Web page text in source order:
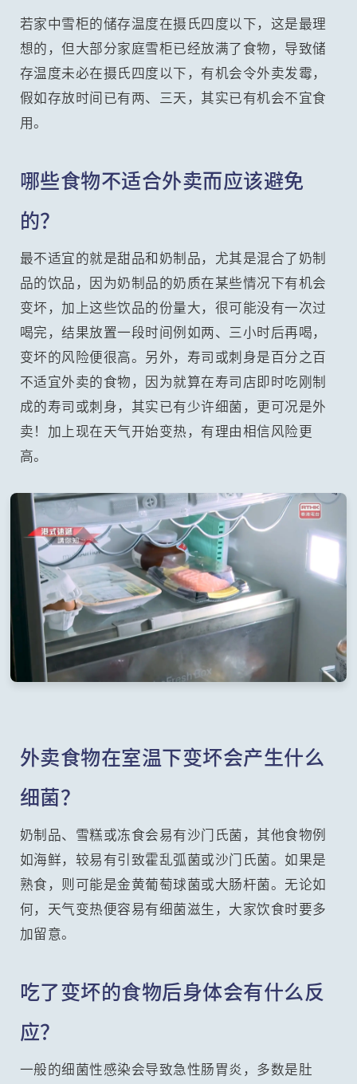
若家中雪柜的储存温度在摄氏四度以下，这是最理
想的，但大部分家庭雪柜已经放满了食物，导致储
存温度未必在摄氏四度以下，有机会令外卖发霉，
假如存放时间已有两、三天，其实已有机会不宜食
用。
哪些食物不适合外卖而应该避免
的？
最不适宜的就是甜品和奶制品，尤其是混合了奶制
品的饮品，因为奶制品的奶质在某些情况下有机会
变坏，加上这些饮品的份量大，很可能没有一次过
喝完，结果放置一段时间例如两、三小时后再喝，
变坏的风险便很高。另外，寿司或刺身是百分之百
不适宜外卖的食物，因为就算在寿司店即时吃刚制
成的寿司或刺身，其实已有少许细菌，更可况是外
卖！加上现在天气开始变热，有理由相信风险更
高。
外卖食物在室温下变坏会产生什么
细菌？
奶制品、雪糕或冻食会易有沙门氏菌，其他食物例
如海鲜，较易有引致霍乱弧菌或沙门氏菌。如果是
熟食，则可能是金黄葡萄球菌或大肠杆菌。无论如
何，天气变热便容易有细菌滋生，大家饮食时要多
加留意。
吃了变坏的食物后身体会有什么反
应？
一般的细菌性感染会导致急性肠胃炎，多数是肚